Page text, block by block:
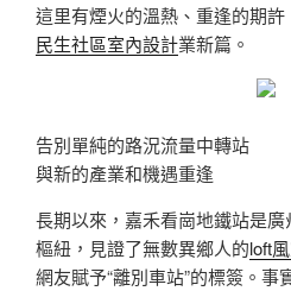
這里有煙火的溫熱、重逢的期
民生社區室內設計業新篇。
告別單純的路況流量中轉站
與新的產業和機遇重逢
長期以來，嘉禾看崗地鐵站是
樞紐，見證了無數異鄉人的loft
網友賦予“離別車站”的標簽。